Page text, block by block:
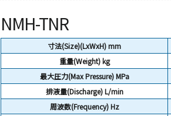
NMH-TNR
寸法(Size)(LxWxH) mm
重量(Weight)kg
最大圧力(Max Pressure) MPa
排液量(Discharge) L/min
周波数(Frequency) Hz